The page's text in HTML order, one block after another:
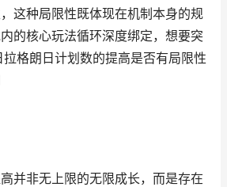
这种局限性既体现在机制本身的规
的核心玩法循环深度绑定，想要突
格朗日计划数的提高是否有局限性
并非无上限的无限成长，而是存在